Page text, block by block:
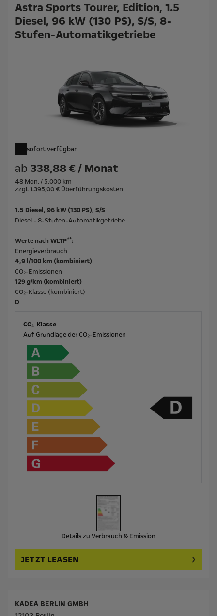
Astra Sports Tourer, Edition, 1.5
Diesel, 96 kW (130 PS), S/S, 8-
Stufen-Automatikgetriebe
sofort verfügbar
ab 338,88 € / Monat
48 Mon. / 5.000 km
zzgl. 1.395,00 € Überführungskosten
1.5 Diesel, 96 kW (130 PS), S/S
Diesel - 8-Stufen-Automatikgetriebe
Werte nach WLTP**:
Energieverbrauch
4,9 l/100 km (kombiniert)
CO₂-Emissionen
129 g/km (kombiniert)
CO₂-Klasse (kombiniert)
D
CO₂-Klasse
Auf Grundlage der CO₂-Emissionen
Details zu Verbrauch & Emission
JETZT LEASEN
KADEA BERLIN GMBH